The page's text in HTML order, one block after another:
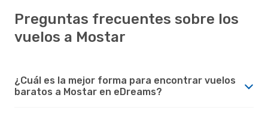
Preguntas frecuentes sobre los
vuelos a Mostar
¿Cuál es la mejor forma para encontrar vuelos
baratos a Mostar en eDreams?